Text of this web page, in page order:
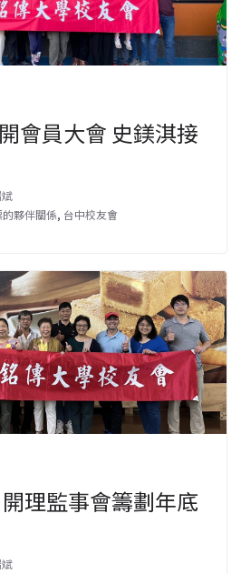
會員大會 史鎂淇接
夥伴關係, 台中校友會
理監事會籌劃年底